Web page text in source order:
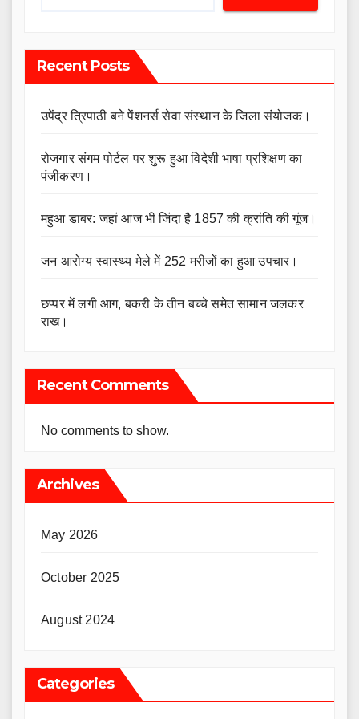
Recent Posts
उपेंद्र त्रिपाठी बने पेंशनर्स सेवा संस्थान के जिला संयोजक।
रोजगार संगम पोर्टल पर शुरू हुआ विदेशी भाषा प्रशिक्षण का
पंजीकरण।
महुआ डाबर: जहां आज भी जिंदा है 1857 की क्रांति की गूंज।
जन आरोग्य स्वास्थ्य मेले में 252 मरीजों का हुआ उपचार।
छप्पर में लगी आग, बकरी के तीन बच्चे समेत सामान जलकर
राख।
Recent Comments
No comments to show.
Archives
May 2026
October 2025
August 2024
Categories